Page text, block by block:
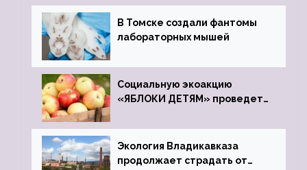
В Томске создали фантомы
лабораторных мышей
Социальную экоакцию
«ЯБЛОКИ ДЕТЯМ» проведет
Экология Владикавказа
продолжает страдать от